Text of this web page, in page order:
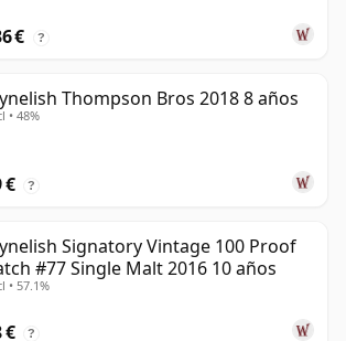
€ ?
Thompson Bros 2018 8 años
• 48%
€ ?
Signatory Vintage 100 Proof
#77 Single Malt 2016 10 años
• 57.1%
€ ?